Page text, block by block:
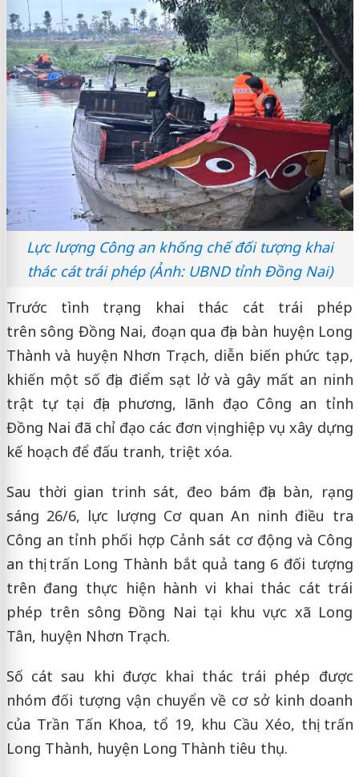
Lực lượng Công an khống chế đối tượng khai
thác cát trái phép (Ảnh: UBND tỉnh Đồng Nai)
Trước tình trạng khai thác cát trái phép
trên sông Đồng Nai, đoạn qua địa bàn huyện Long
Thành và huyện Nhơn Trạch, diễn biến phức tạp,
khiến một số địa điểm sạt lở và gây mất an ninh
trật tự tại địa phương, lãnh đạo Công an tỉnh
Đồng Nai đã chỉ đạo các đơn vị nghiệp vụ xây dựng
kế hoạch để đấu tranh, triệt xóa.
Sau thời gian trinh sát, đeo bám địa bàn, rạng
sáng 26/6, lực lượng Cơ quan An ninh điều tra
Công an tỉnh phối hợp Cảnh sát cơ động và Công
an thị trấn Long Thành bắt quả tang 6 đối tượng
trên đang thực hiện hành vi khai thác cát trái
phép trên sông Đồng Nai tại khu vực xã Long
Tân, huyện Nhơn Trạch.
Số cát sau khi được khai thác trái phép được
nhóm đối tượng vận chuyển về cơ sở kinh doanh
của Trần Tấn Khoa, tổ 19, khu Cầu Xéo, thị trấn
Long Thành, huyện Long Thành tiêu thụ.